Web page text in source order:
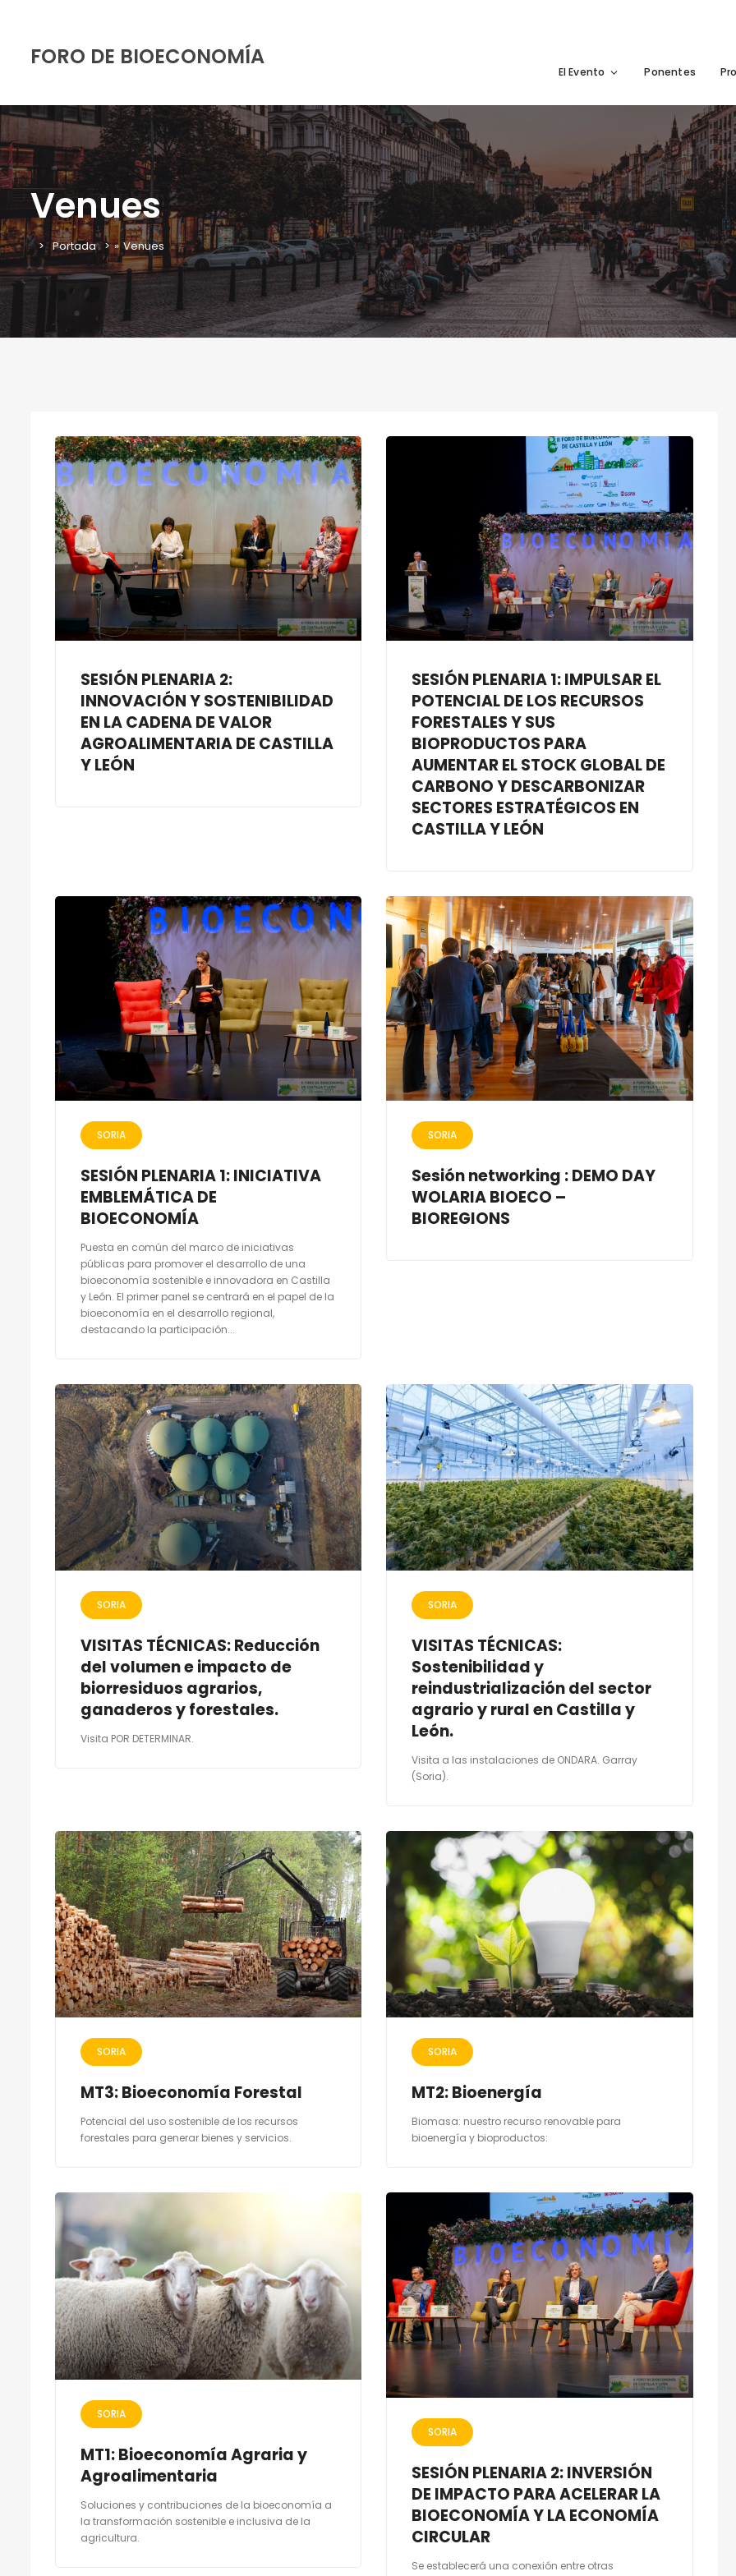
FORO DE BIOECONOMÍA
El Evento Ponentes
Venues
Portada » Venues
SESIÓN PLENARIA 2:
INNOVACIÓN Y SOSTENIBILIDAD
EN LA CADENA DE VALOR
AGROALIMENTARIA DE CASTILLA
Y LEÓN
SESIÓN PLENARIA 1: IMPULSAR EL
POTENCIAL DE LOS RECURSOS
FORESTALES Y SUS
BIOPRODUCTOS PARA
AUMENTAR EL STOCK GLOBAL DE
CARBONO Y DESCARBONIZAR
SECTORES ESTRATÉGICOS EN
CASTILLA Y LEÓN
SORIA
SESIÓN PLENARIA 1: INICIATIVA
EMBLEMÁTICA DE
BIOECONOMÍA
Puesta en común del marco de iniciativas
públicas para promover el desarrollo de una
bioeconomía sostenible e innovadora en Castilla
y León. El primer panel se centrará en el papel de la
bioeconomía en el desarrollo regional,
destacando la participación...
SORIA
Sesión networking : DEMO DAY
WOLARIA BIOECO –
BIOREGIONS
SORIA
VISITAS TÉCNICAS: Reducción
del volumen e impacto de
biorresiduos agrarios,
ganaderos y forestales.
Visita POR DETERMINAR.
SORIA
VISITAS TÉCNICAS:
Sostenibilidad y
reindustrialización del sector
agrario y rural en Castilla y
León.
Visita a las instalaciones de ONDARA. Garray
(Soria).
SORIA
MT3: Bioeconomía Forestal
Potencial del uso sostenible de los recursos
forestales para generar bienes y servicios.
SORIA
MT2: Bioenergía
Biomasa: nuestro recurso renovable para
bioenergía y bioproductos:
SORIA
MT1: Bioeconomía Agraria y
Agroalimentaria
Soluciones y contribuciones de la bioeconomía a
la transformación sostenible e inclusiva de la
agricultura.
SORIA
SESIÓN PLENARIA 2: INVERSIÓN
DE IMPACTO PARA ACELERAR LA
BIOECONOMÍA Y LA ECONOMÍA
CIRCULAR
Se establecerá una conexión entre otras